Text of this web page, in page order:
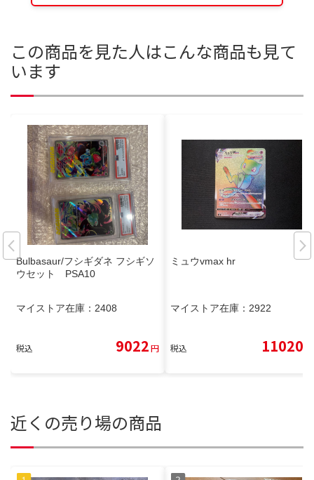
この商品を見た人はこんな商品も見て
います
Bulbasaur/フシギダネ フシギソ
ウセット PSA10
マイストア在庫： 2408
税込 9022円
ミュウvmax hr
マイストア在庫： 2922
税込 11020
近くの売り場の商品